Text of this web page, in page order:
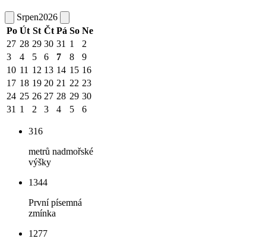
Srpen2026
Po Út St Čt Pá So Ne
27 28 29 30 31 1
2
3
4 5 6 7 8
9
10 11 12 13 14 15 16
17 18 19 20 21 22 23
24 25 26 27 28 29 30
31 1 2 3 4 5 6
316
metrů nadmořské
výšky
1344
První písemná
zmínka
1277